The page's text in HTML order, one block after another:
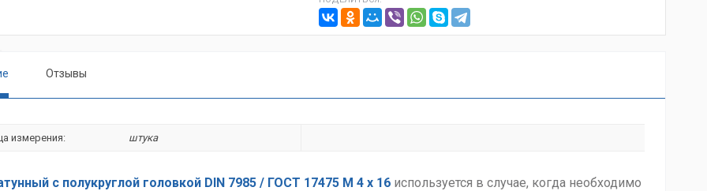
Отзывы
измерения: штука
с полукруглой головкой DIN 7985 / ГОСТ 17475 М 4 х 16 используется в случае, когда необходимо